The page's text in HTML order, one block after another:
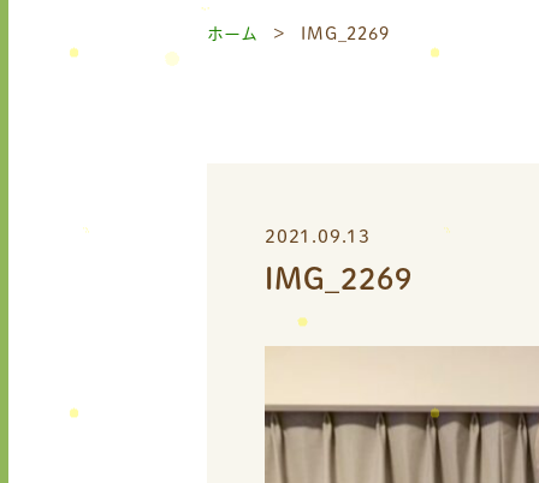
ホーム IMG_2269
2021.09.13
IMG_2269